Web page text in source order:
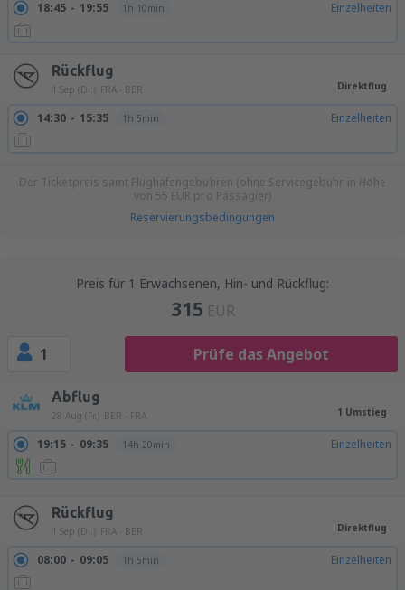
18:45 19:55 1h 10min Einzelheiten
Rückflug
1 Sep (Di.) FRA - BER Direktflug
14:30 15:35 1h 5min Einzelheiten
Der Ticketpreis samt Flughafengebühren (ohne Servicegebühr in Höhe
von 55 EUR pro Passagier)
Reservierungsbedingungen
Preis für 1 Erwachsenen, Hin- und Rückflug:
315 EUR
1 Prüfe das Angebot
Abflug
28 Aug (Fr.) BER - FRA 1 Umstieg
19:15 09:35 14h 20min Einzelheiten
Rückflug
1 Sep (Di.) FRA - BER Direktflug
08:00 09:05 1h 5min Einzelheiten